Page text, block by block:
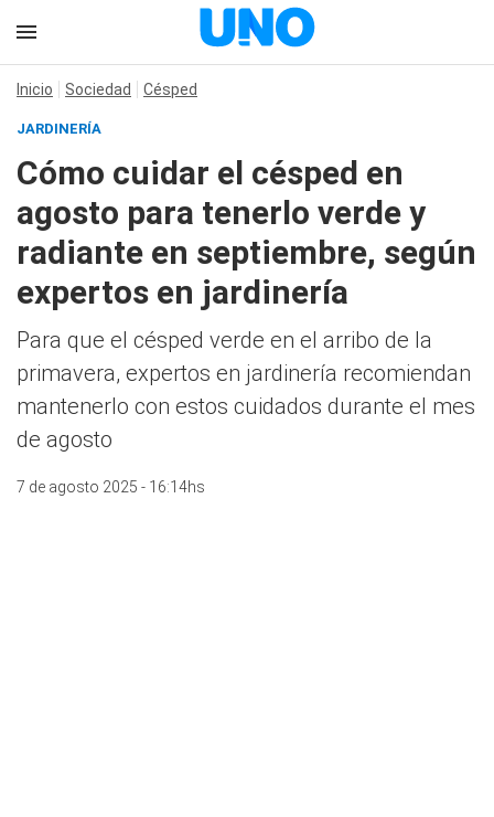
Inicio Sociedad Césped
JARDINERÍA
Cómo cuidar el césped en
agosto para tenerlo verde y
radiante en septiembre, según
expertos en jardinería
Para que el césped verde en el arribo de la
primavera, expertos en jardinería recomiendan
mantenerlo con estos cuidados durante el mes
de agosto
7 de agosto 2025 - 16:14hs